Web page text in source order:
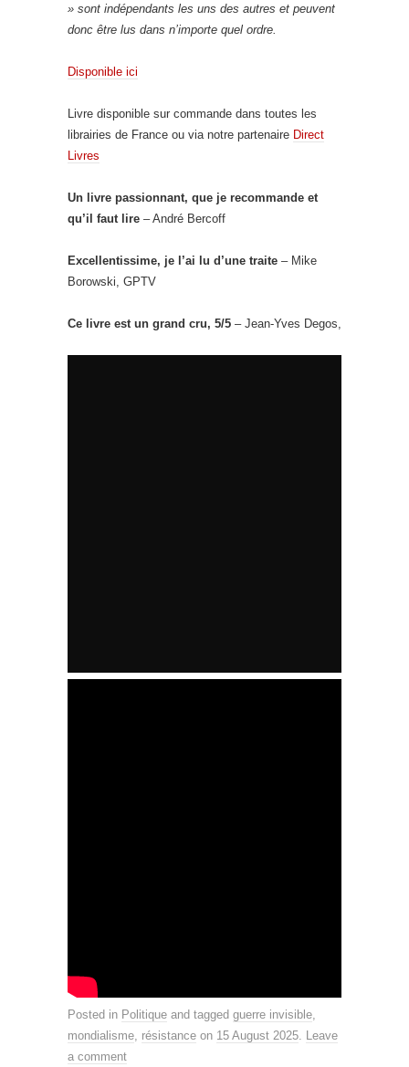
» sont indépendants les uns des autres et peuvent
donc être lus dans n’importe quel ordre.
Disponible ici
Livre disponible sur commande dans toutes les
librairies de France ou via notre partenaire Direct
Livres
Un livre passionnant, que je recommande et
qu’il faut lire – André Bercoff
Excellentissime, je l’ai lu d’une traite – Mike
Borowski, GPTV
Ce livre est un grand cru, 5/5 – Jean-Yves Degos,
Posted in Politique and tagged guerre invisible
mondialisme résistance on 15 August 2025 Leave
a comment